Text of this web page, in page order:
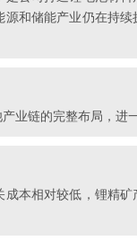
和储能产业仍在持
业链的完整布局，
本相对较低，锂精